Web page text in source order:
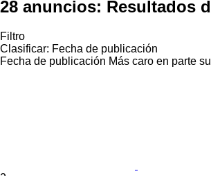
28 anuncios: Resultados
Filtro
Clasificar: Fecha de publicación
Fecha de publicación Más caro en parte